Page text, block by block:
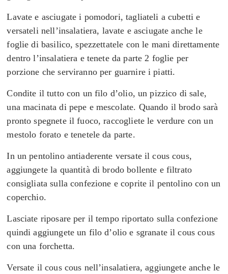
Lavate e asciugate i pomodori, tagliateli a cubetti e
versateli nell’insalatiera, lavate e asciugate anche le
foglie di basilico, spezzettatele con le mani direttamente
dentro l’insalatiera e tenete da parte 2 foglie per
porzione che serviranno per guarnire i piatti.
Condite il tutto con un filo d’olio, un pizzico di sale,
una macinata di pepe e mescolate. Quando il brodo sarà
pronto spegnete il fuoco, raccogliete le verdure con un
mestolo forato e tenetele da parte.
In un pentolino antiaderente versate il cous cous,
aggiungete la quantità di brodo bollente e filtrato
consigliata sulla confezione e coprite il pentolino con un
coperchio.
Lasciate riposare per il tempo riportato sulla confezione
quindi aggiungete un filo d’olio e sgranate il cous cous
con una forchetta.
Versate il cous cous nell’insalatiera, aggiungete anche le